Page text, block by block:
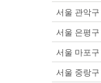
서울 관악구
서울 은평구
서울 마포구
서울 중랑구